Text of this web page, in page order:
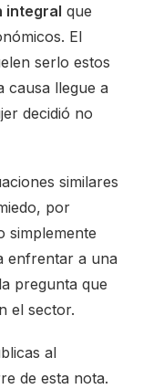
integral que
El
serlo estos
causa llegue a
decidió no
similares
por
simplemente
enfrentar a una
pregunta que
el sector.
al
de esta nota.